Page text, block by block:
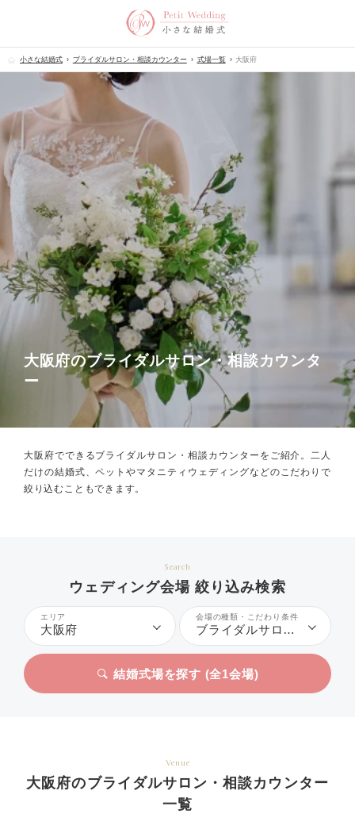
小さな結婚式 ブライダルサロン・相談カウンター 式場一覧 大阪府
大阪府のブライダルサロン・相談カウンタ
ー
大阪府でできるブライダルサロン・相談カウンターをご紹介。二人
だけの結婚式、ペットやマタニティウェディングなどのこだわりで
絞り込むこともできます。
Search
ウェディング会場 絞り込み検索
エリア
大阪府
会場の種類・こだわり条件
ブライダルサロン・相談カウンター
結婚式場を探す (全1会場)
Venue
大阪府のブライダルサロン・相談カウンター
一覧